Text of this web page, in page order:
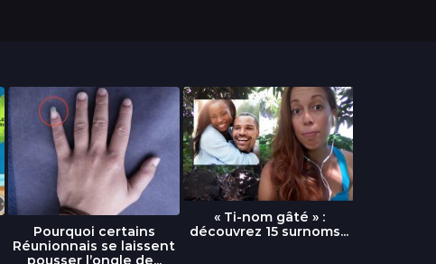
Pourquoi certains
Réunionnais se laissent
pousser l’ongle de...
« Ti-nom gâté » :
découvrez 15 surnoms...